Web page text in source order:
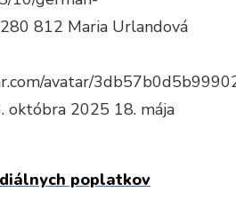
812 Maria Urlandová
avatar/
októbra 2025 18. mája
poplatkov